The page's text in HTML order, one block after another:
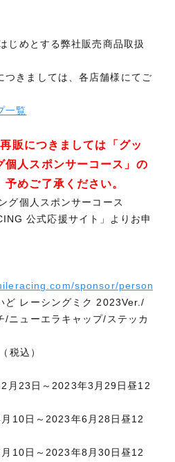
じめとする弊社販売商品取扱
つきましては、各店舗様にてご
一覧
販につきましては「グッ
個人スポンサーコース」の
めご了承ください。
グ個人スポンサーコース
公式応援サイト」よりお申
sponsor/personal/
ど レーシングミク 2023Ver./
/ニューエラキャップ/ステッカ
税込）
月23日～2023年3月29日昼12
10日～2023年6月28日昼12
10日～2023年8月30日昼12